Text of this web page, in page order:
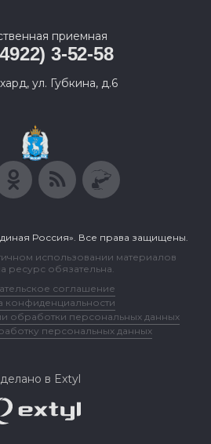
приемная
3-52-58
ул. Губкина, д.6
Россия». Все права защищены.
использовании материалов
ресурс обязательна.
соглашение
конфиденциальности
обработки персональных данных
персональных данных
в Extyl